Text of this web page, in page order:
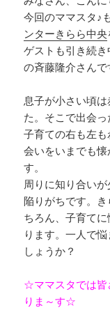
今回のママスタ♪
ンターきらら中央
ゲストも引き続
の斉藤隆介さんで
息子が小さい頃
た。そこで出会っ
子育ての右も左
会いをいまでも
す。
周りに知り合い
陥りがちです。
ちろん、子育て
ります。一人で
しょうか？
☆ママスタでは皆
りま～す☆